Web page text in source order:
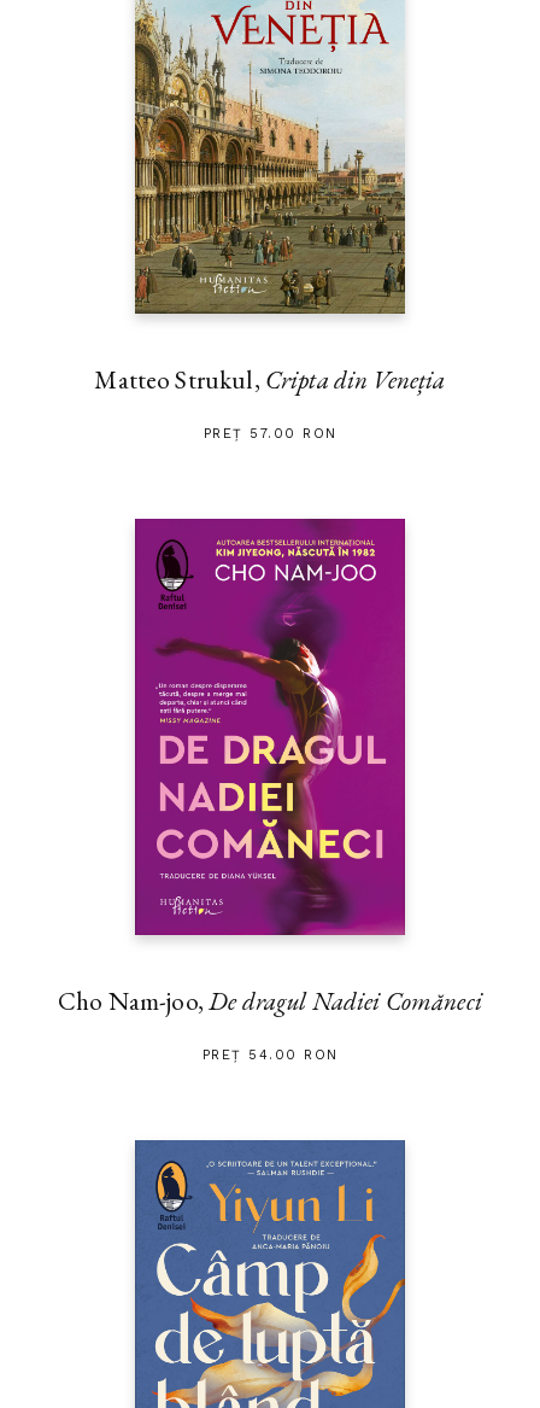
Matteo Strukul, Cripta din Veneția
PREȚ 57.00 RON
Cho Nam-joo,De dragul Nadiei Comăneci
PREȚ 54.00 RON